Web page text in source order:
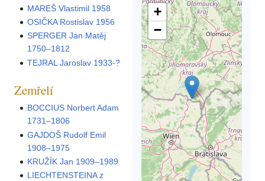
+
−
MAREŠ Vlastimil 1958
OSIČKA Rostislav 1956
SPERGER Jan Matěj
1750–1812
TEJRAL Jaroslav 1933-?
Zemřelí
BOCCIUS Norbert Adam
1731–1806
GAJDOŠ Rudolf Emil
1908–1975
KRUŽÍK Jan 1909–1989
LIECHTENSTEINA z